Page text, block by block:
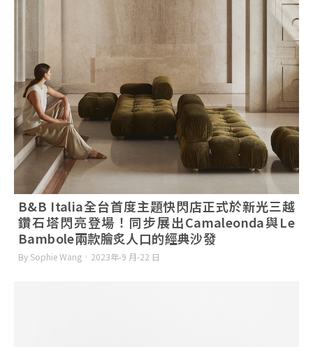
B&B Italia全台首度主題快閃店正式於新光三越
鑽石塔閃亮登場！同步展出Camaleonda與Le
Bambole兩款膾炙人口的經典沙發
By Sophie Wang 2023年-9 月-22 日